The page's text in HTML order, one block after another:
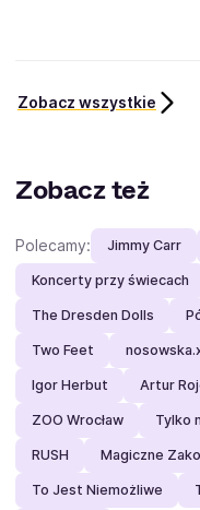
Zobacz wszystkie
Zobacz też
Polecamy: Jimmy Carr
Koncerty przy świecach
The Dresden Dolls
Two Feet
Igor Herbut Artur
ZOO Wrocław Tylko
RUSH Magiczne
To Jest Niemożliwe